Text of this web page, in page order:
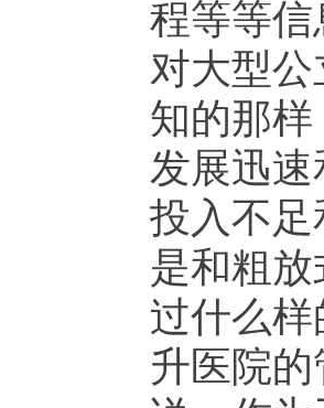
程等等
对大型
知的那
发展迅
投入不
是和粗
过什么
升医院